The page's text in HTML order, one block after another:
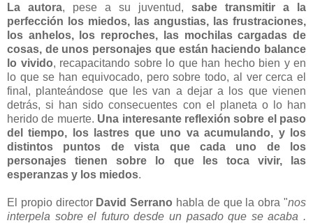
La autora, pese a su juventud, sabe transmitir a la
perfección los miedos, las angustias, las frustraciones,
los anhelos, los reproches, las mochilas cargadas de
cosas, de unos personajes que están haciendo balance
lo vivido, recapacitando sobre lo que han hecho bien y en
lo que se han equivocado, pero sobre todo, al ver cerca el
final, planteándose que les van a dejar a los que vienen
detrás, si han sido consecuentes con el planeta o lo han
herido de muerte. Una interesante reflexión sobre el paso
del tiempo, los lastres que uno va acumulando, y los
distintos puntos de vista que cada uno de los
personajes tienen sobre lo que les toca vivir, las
esperanzas y los miedos.
El propio director David Serrano habla de que la obra "nos
interpela sobre el futuro desde un pasado que se acaba .